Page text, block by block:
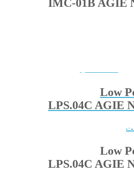
IMC-01B AGIE
Low
LPS.04C AGIE
Low
LPS.04C AGIE